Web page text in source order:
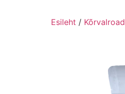
Esileht / Kõrvalroad